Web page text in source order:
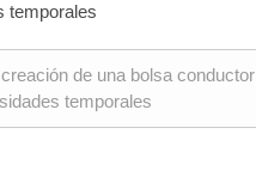
temporales
de una bolsa
temporales